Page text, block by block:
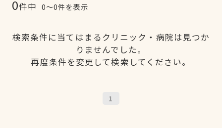
0件中 0〜0件を表示
検索条件に当てはまるクリニック・病院は見つか
りませんでした。
再度条件を変更して検索してください。
1